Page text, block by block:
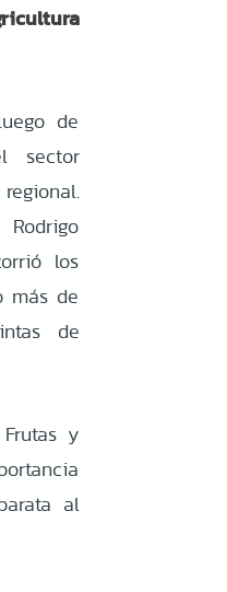
de
sector
los
más de
de
y
al